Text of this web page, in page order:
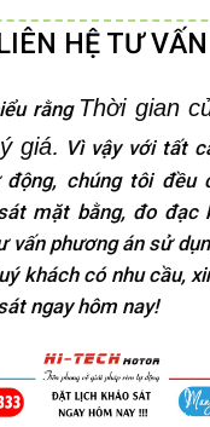
HỆ TƯ VẤN
rằng Thời gian
giá. Vì vậy với tất
chúng tôi đều
mặt bằng, đo
vấn phương án sử
khách có nhu cầu,
ngay hôm nay!